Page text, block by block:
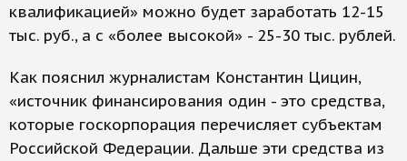
квалификацией» можно будет заработать 12-15
тыс. руб., а с «более высокой» - 25-30 тыс. рублей.
Как пояснил журналистам Константин Цицин,
«источник финансирования один - это средства,
которые госкорпорация перечисляет субъектам
Российской Федерации. Дальше эти средства из